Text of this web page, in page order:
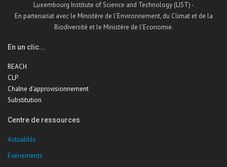
Luxembourg Institute of Science and Technology (LIST) -
En partenariat avec le Ministère de l'Environnement, du Climat et de la
Biodiversité et le Ministère de l'Economie.
En un clic...
REACH
CLP
Chaîne d'approvisionnement
Substitution
Centre de ressources
Actualités
Evénements